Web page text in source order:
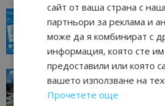
“Пощенска картичка
всички времена
Пловдив 23/06/2026
“Пощенска картичка
традициите,
Перник 17/06/2026 09:01
сайт от ваша страна с
партньори за реклама и
може да я комбинират с
информация, която сте им
предоставили или която
вашето използване на
Прочетете още